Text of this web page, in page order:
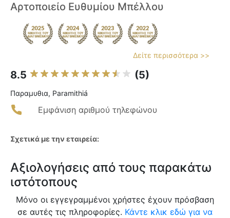
Αρτοποιείο Ευθυμίου Μπέλλου
Δείτε περισσότερα >>
8.5 (5)
Παραμυθια, Paramithiá
Εμφάνιση αριθμού τηλεφώνου
Σχετικά με την εταιρεία:
Αξιολογήσεις από τους παρακάτω
ιστότοπους
Μόνο οι εγγεγραμμένοι χρήστες έχουν πρόσβαση
σε αυτές τις πληροφορίες. Κάντε κλικ εδώ για να